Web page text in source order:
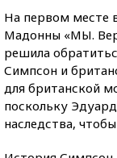
На первом месте
Мадонны «МЫ.
решила
Симпсон и
для британской
поскольку
наследства,